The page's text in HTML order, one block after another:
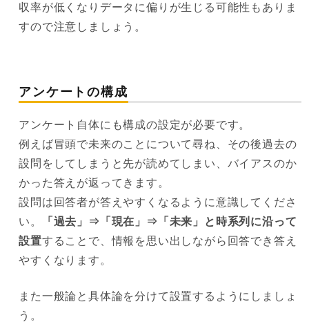
収率が低くなりデータに偏りが生じる可能性もありま
すので注意しましょう。
アンケートの構成
アンケート自体にも構成の設定が必要です。
例えば冒頭で未来のことについて尋ね、その後過去の
設問をしてしまうと先が読めてしまい、バイアスのか
かった答えが返ってきます。
設問は回答者が答えやすくなるように意識してくださ
い。
「過去」⇒「現在」⇒「未来」と時系列に沿って
設置することで、情報を思い出しながら回答でき答え
やすくなります。
また一般論と具体論を分けて設置するようにしましょ
う。